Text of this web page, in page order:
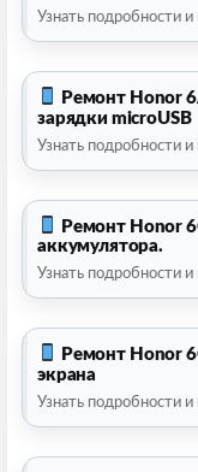
Узнать подробности
Ремонт Honor
зарядки microUSB
Узнать подробности
Ремонт Honor
аккумулятора.
Узнать подробности
Ремонт Honor
экрана
Узнать подробности